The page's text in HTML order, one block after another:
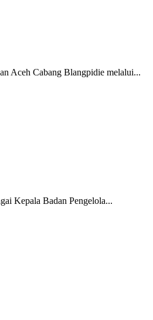
Aceh Cabang Blangpidie melalui...
Kepala Badan Pengelola...